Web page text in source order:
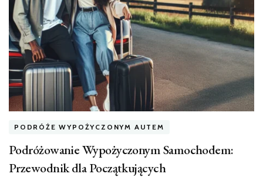
PODRÓŻE WYPOŻYCZONYM AUTEM
Podróżowanie Wypożyczonym Samochodem:
Przewodnik dla Początkujących